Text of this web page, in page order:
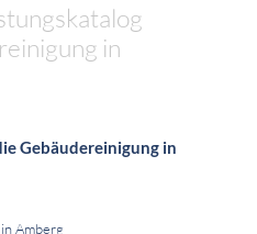
in
Gebäudereinigung in
Amberg